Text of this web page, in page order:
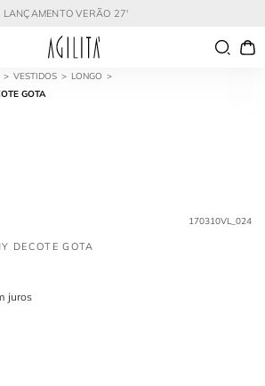
LANÇAMENTO VERÃO 27'
VESTIDOS
LONGO
GOTA
170310VL_024
DECOTE GOTA
juros